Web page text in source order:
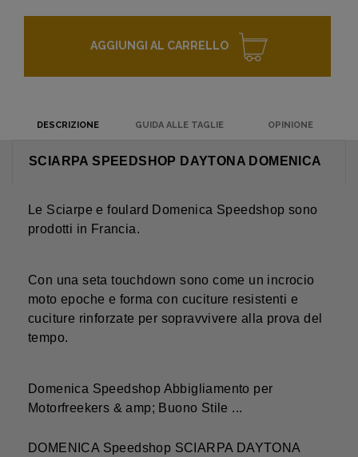
AGGIUNGI AL CARRELLO
DESCRIZIONE GUIDA ALLE TAGLIE OPINIONE
SCIARPA SPEEDSHOP DAYTONA DOMENICA
Le Sciarpe e foulard Domenica Speedshop sono
prodotti in Francia.
Con una seta touchdown sono come un incrocio
moto epoche e forma con cuciture resistenti e
cuciture rinforzate per sopravvivere alla prova del
tempo.
Domenica Speedshop Abbigliamento per
Motorfreekers & amp; Buono Stile ...
DOMENICA Speedshop SCIARPA DAYTONA